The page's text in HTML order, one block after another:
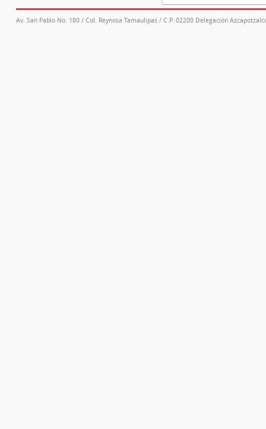
Av. San Pablo No. 180 / Col. Reynosa Tamaulipas / C.P. 02200 Delegación